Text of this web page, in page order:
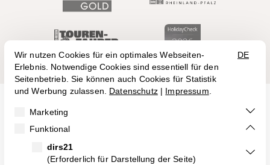
Birkenweg 1
+49 (6761) 954 00
info@landidyll-birkenhof.de